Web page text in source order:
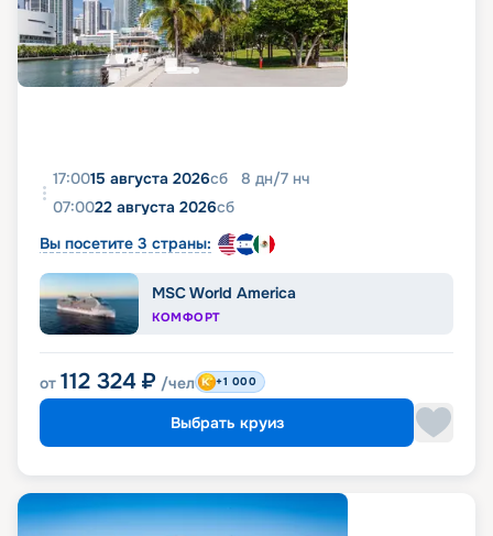
17:0015 августа 2026сб 8 дн/7 нч
07:0022 августа 2026сб
Вы посетите 3 страны:
MSC World America
КОМФОРТ
от 112 324 ₽ /чел +1 000
Выбрать круиз